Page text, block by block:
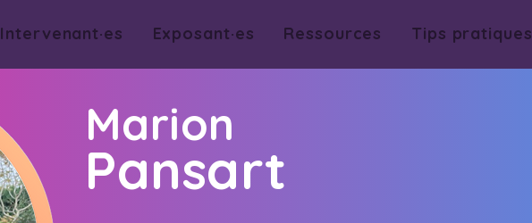
Intervenant·es Exposant·es Ressources Tips pratiques
Marion
Pansart